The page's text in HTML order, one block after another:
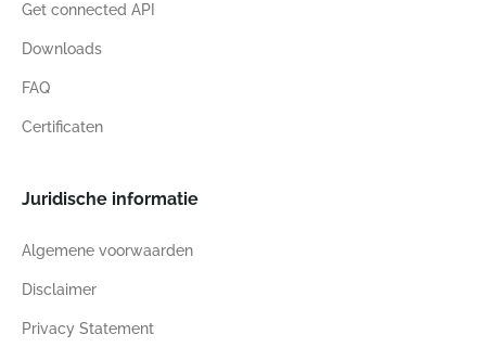
Get connected API
Downloads
FAQ
Certificaten
Juridische informatie
Algemene voorwaarden
Disclaimer
Privacy Statement